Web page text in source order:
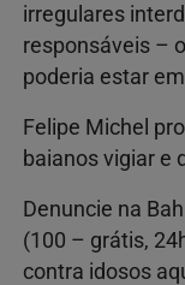
irregulares
responsáveis –
poderia estar
Felipe Michel
baianos vigiar e
Denuncie na
(100 – grátis,
contra idosos